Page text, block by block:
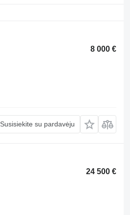
8 000 €
Susisiekite su pardavėju
24 500 €